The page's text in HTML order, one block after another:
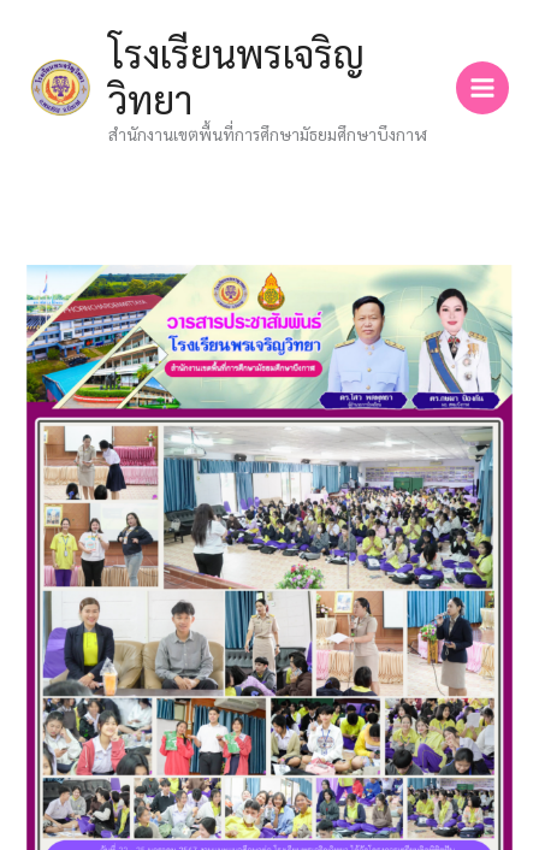
content
โรงเรียนพรเจริญ
วิทยา
สำนักงานเขตพื้นที่การศึกษามัธยมศึกษาบึงกาฬ